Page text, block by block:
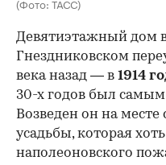
(Фото: ТАСС)
Девятиэтажный дом
Гнездниковском
века назад — в 1914
30-х годов был
Возведен он на
усадьбы, которая
наполеоновского